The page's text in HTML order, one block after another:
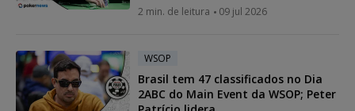
2 min. de leitura 09 jul 2026
WSOP
Brasil tem 47 classificados no Dia
2ABC do Main Event da WSOP; Peter